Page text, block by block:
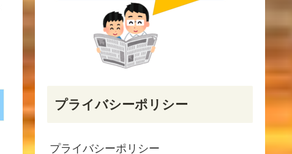
プライバシーポリシー
プライバシーポリシー